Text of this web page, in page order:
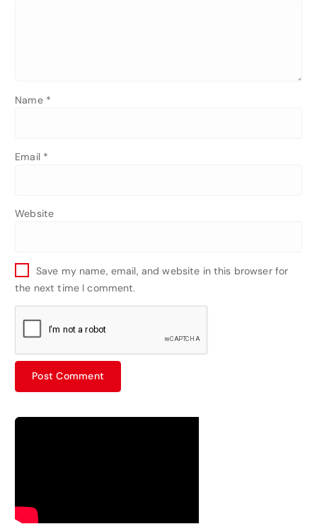
Name *
Email *
Website
Save my name, email, and website in this browser for
the next time I comment.